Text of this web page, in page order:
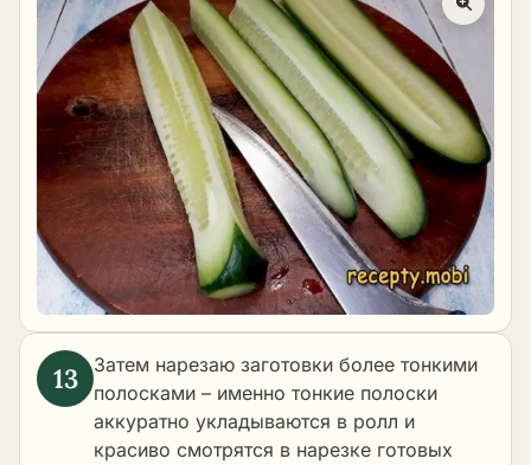
Затем нарезаю заготовки более тонкими
полосками – именно тонкие полоски
аккуратно укладываются в ролл и
красиво смотрятся в нарезке готовых